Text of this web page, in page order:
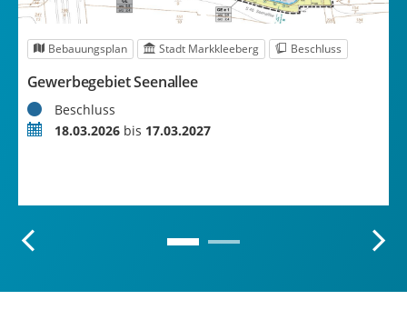
Bebauungsplan Stadt Markkleeberg Beschluss
Gewerbegebiet Seenallee
StatusBeschluss
Zeitraum18.03.2026bis 17.03.2027